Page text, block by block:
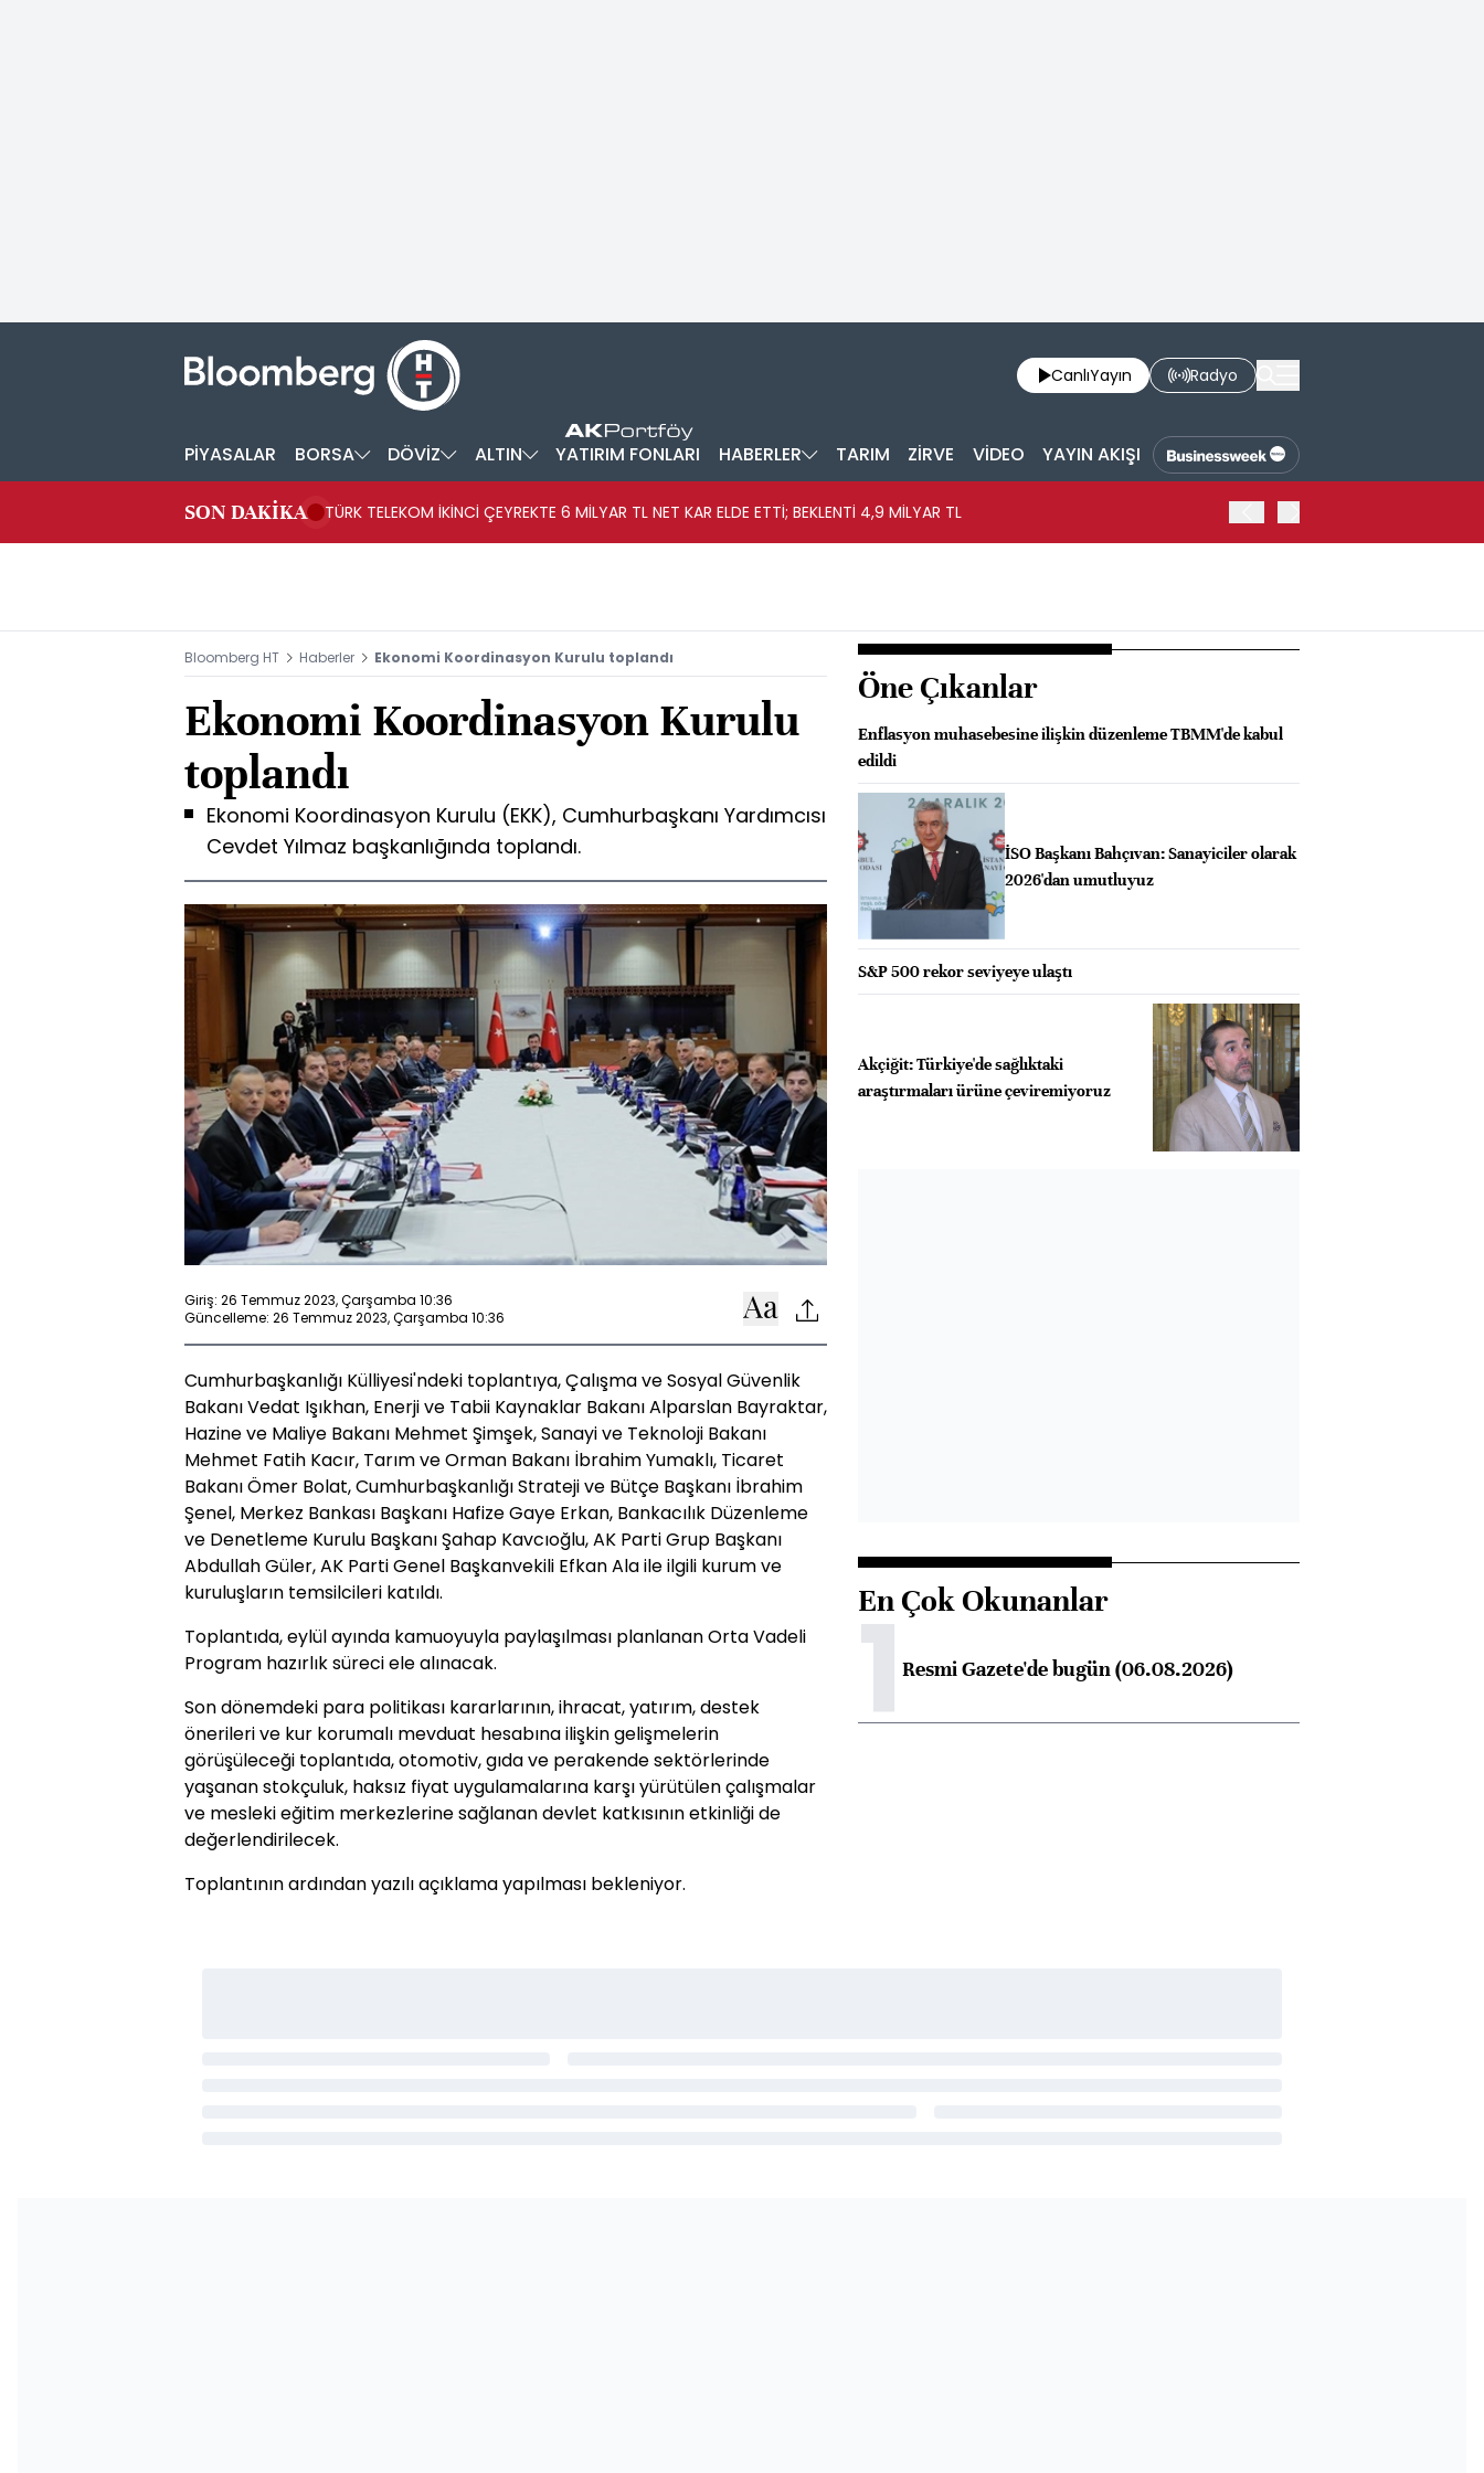
CanlıYayın Radyo
PİYASALAR BORSA DÖVİZ ALTIN YATIRIM FONLARI HABERLER TARIM ZİRVE VİDEO YAYIN AKIŞI
SON DAKİKA TÜRK TELEKOM İKİNCİ ÇEYREKTE 6 MİLYAR TL NET KAR ELDE ETTİ; BEKLENTİ 4,9 MİLYAR TL
Bloomberg HT Haberler Ekonomi Koordinasyon Kurulu toplandı
Ekonomi Koordinasyon Kurulu
toplandı
Ekonomi Koordinasyon Kurulu (EKK), Cumhurbaşkanı Yardımcısı
Cevdet Yılmaz başkanlığında toplandı.
Giriş: 26 Temmuz 2023, Çarşamba 10:36
Güncelleme: 26 Temmuz 2023, Çarşamba 10:36
Cumhurbaşkanlığı Külliyesi'ndeki toplantıya, Çalışma ve Sosyal Güvenlik
Bakanı Vedat Işıkhan, Enerji ve Tabii Kaynaklar Bakanı Alparslan Bayraktar,
Hazine ve Maliye Bakanı Mehmet Şimşek, Sanayi ve Teknoloji Bakanı
Mehmet Fatih Kacır, Tarım ve Orman Bakanı İbrahim Yumaklı, Ticaret
Bakanı Ömer Bolat, Cumhurbaşkanlığı Strateji ve Bütçe Başkanı İbrahim
Şenel, Merkez Bankası Başkanı Hafize Gaye Erkan, Bankacılık Düzenleme
ve Denetleme Kurulu Başkanı Şahap Kavcıoğlu, AK Parti Grup Başkanı
Abdullah Güler, AK Parti Genel Başkanvekili Efkan Ala ile ilgili kurum ve
kuruluşların temsilcileri katıldı.
Toplantıda, eylül ayında kamuoyuyla paylaşılması planlanan Orta Vadeli
Program hazırlık süreci ele alınacak.
Son dönemdeki para politikası kararlarının, ihracat, yatırım, destek
önerileri ve kur korumalı mevduat hesabına ilişkin gelişmelerin
görüşüleceği toplantıda, otomotiv, gıda ve perakende sektörlerinde
yaşanan stokçuluk, haksız fiyat uygulamalarına karşı yürütülen çalışmalar
ve mesleki eğitim merkezlerine sağlanan devlet katkısının etkinliği de
değerlendirilecek.
Toplantının ardından yazılı açıklama yapılması bekleniyor.
Öne Çıkanlar
Enflasyon muhasebesine ilişkin düzenleme TBMM'de kabul
edildi
İSO Başkanı Bahçıvan: Sanayiciler olarak
2026'dan umutluyuz
S&P 500 rekor seviyeye ulaştı
Akçiğit: Türkiye'de sağlıktaki
araştırmaları ürüne çeviremiyoruz
En Çok Okunanlar
1Resmi Gazete'de bugün (06.08.2026)